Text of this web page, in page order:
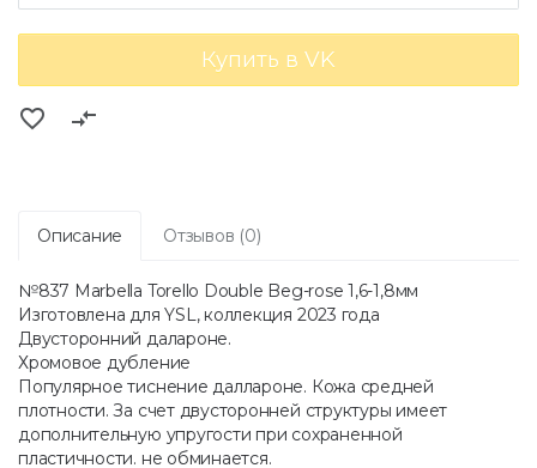
Купить в VK
favorite_border compare_arrows
Описание Отзывов (0)
№837 Marbella Torello Double Beg-rose 1,6-1,8мм
Изготовлена для YSL, коллекция 2023 года
Двусторонний далароне.
Хромовое дубление
Популярное тиснение даллароне. Кожа средней
плотности. За счет двусторонней структуры имеет
дополнительную упругости при сохраненной
пластичности. не обминается.